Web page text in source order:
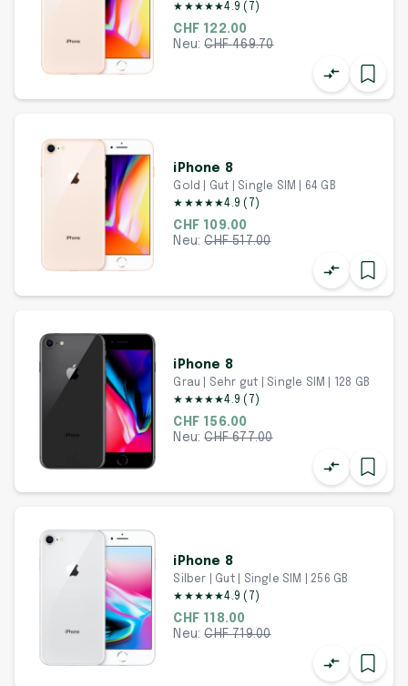
★ ★★★★4.9 ( 7 )
CHF 122.00
Neu:CHF469.70
iPhone 8
Gold | Gut | Single SIM | 64 GB
★ ★★★★4.9 ( 7 )
CHF 109.00
Neu:CHF517.00
iPhone 8
Grau | Sehr gut | Single SIM | 128 GB
★ ★★★★4.9 ( 7 )
CHF 156.00
Neu:CHF677.00
iPhone 8
Silber | Gut | Single SIM | 256 GB
★ ★★★★4.9 ( 7 )
CHF 118.00
Neu:CHF719.00